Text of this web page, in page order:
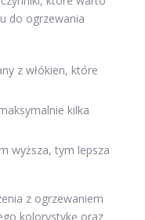
do ogrzewania
z włókien, które
kilka
wyższa, tym lepsza
z ogrzewaniem
kolorystykę oraz